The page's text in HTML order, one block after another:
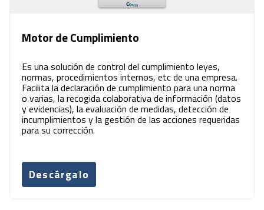
Motor de Cumplimiento
Es una solución de control del cumplimiento leyes,
normas, procedimientos internos, etc de una empresa.
Facilita la declaración de cumplimiento para una norma
o varias, la recogida colaborativa de información (datos
y evidencias), la evaluación de medidas, detección de
incumplimientos y la gestión de las acciones requeridas
para su corrección.
Descárgalo